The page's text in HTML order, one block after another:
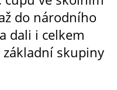
do národního
dali i celkem
skupiny